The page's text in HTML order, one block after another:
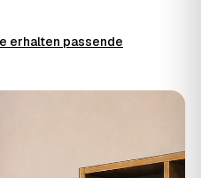
erhalten passende